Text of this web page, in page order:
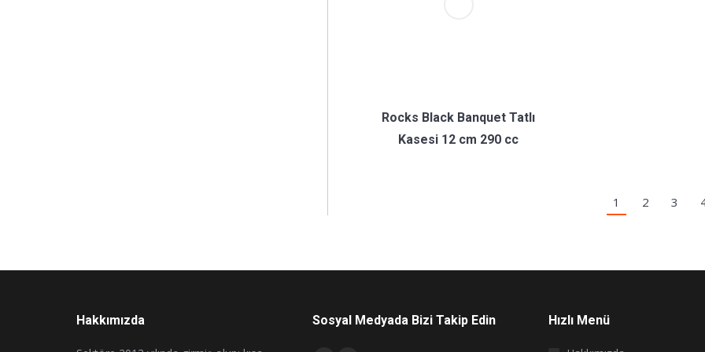
Rocks Black Banquet Tatlı
Kasesi 12 cm 290 cc
1 2 3
Hakkımızda Sosyal Medyada Bizi Takip Edin Hızlı Menü